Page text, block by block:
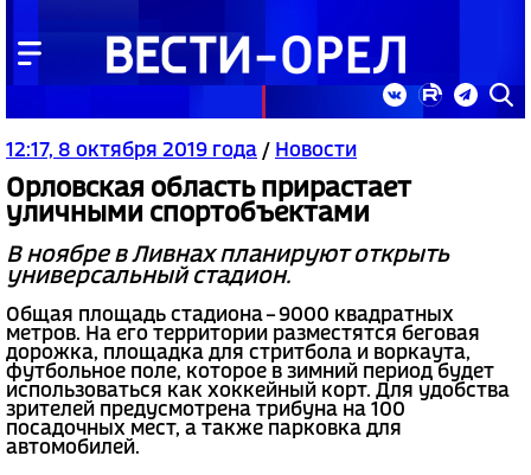
12:17, 8 октября 2019 года / Новости
Орловская область прирастает
уличными спортобъектами
В ноябре в Ливнах планируют открыть
универсальный стадион.
Общая площадь стадиона – 9000 квадратных
метров. На его территории разместятся беговая
дорожка, площадка для стритбола и воркаута,
футбольное поле, которое в зимний период будет
использоваться как хоккейный корт. Для удобства
зрителей предусмотрена трибуна на 100
посадочных мест, а также парковка для
автомобилей.